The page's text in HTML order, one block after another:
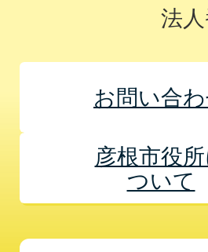
法
お問い合
彦根市役
ついて